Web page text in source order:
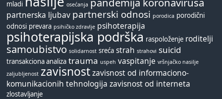
mladi osećanja
partnerska ljubav partnerski odnosi porodica porodični
odnosi prevara psihičko zdravlje psihoterapija
psihoterapijska podrška raspoloženje roditelji
samoubistvo solidarnost sreća strah strahovi suicid
transakciona analiza trauma uspeh vaspitanje vršnjačko nasilje
zaljubljenost zavisnost zavisnost od informaciono-
komunikacionih tehnologija zavisnost od interneta
zlostavljanje